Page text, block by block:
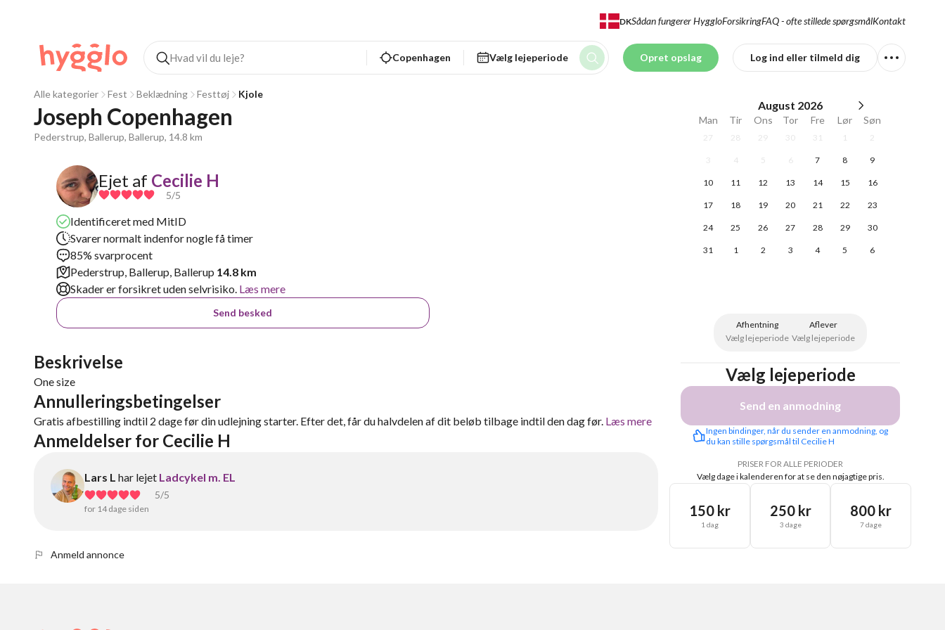
DKSådan fungerer HyggloForsikringFAQ - ofte stillede spørgsmålKontakt
Copenhagen Vælg lejeperiode Opret opslag Log ind eller tilmeld dig
Alle kategorier Fest Beklædning Festtøj Kjole
Joseph Copenhagen
Pederstrup, Ballerup, Ballerup, 14.8 km
Ejet af Cecilie H
5/5
Identificeret med MitID
Svarer normalt indenfor nogle få timer
85% svarprocent
Pederstrup, Ballerup, Ballerup 14.8 km
Skader er forsikret uden selvrisiko. Læs mere
Send besked
Beskrivelse
One size
Annulleringsbetingelser
Gratis afbestilling indtil 2 dage før din udlejning starter. Efter det, får du halvdelen af dit beløb tilbage indtil den dag før. Læs mere
Anmeldelser for Cecilie H
Lars L har lejet Ladcykel m. EL
5/5
for 14 dage siden
August 2026
Man Tir Ons Tor Fre Lør Søn
27 28 29 30 31 1 2
3 4 5 6 7 8 9
10 11 12 13 14 15 16
17 18 19 20 21 22 23
24 25 26 27 28 29 30
31 1 2 3 4 5 6
Afhentning
Vælg lejeperiode
Aflever
Vælg lejeperiode
Vælg lejeperiode
Send en anmodning
Ingen bindinger, når du sender en anmodning, og
du kan stille spørgsmål til Cecilie H
PRISER FOR ALLE PERIODER
Vælg dage i kalenderen for at se den nøjagtige pris.
150 kr
1 dag
250 kr
3 dage
800 kr
7 dage
Anmeld annonce